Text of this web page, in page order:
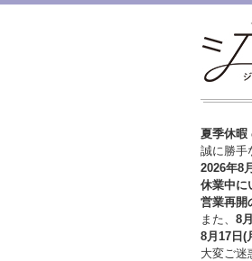
夏季休暇
誠に勝手
2026年8
休業中に
営業再開
また、 8
8月17日(
大変ご迷